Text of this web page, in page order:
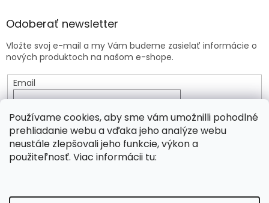
Používame cookies, aby sme vám umožnilli pohodlné
prehliadanie webu a vďaka jeho analýze webu
neustále zlepšovali jeho funkcie, výkon a
použiteľnosť. Viac informácii tu:
Odoberať newsletter
Vložte svoj e-mail a my Vám budeme zasielať informácie o
nových produktoch na našom e-shope.
Email
osobných údajov
PRIHLÁSIŤ SA